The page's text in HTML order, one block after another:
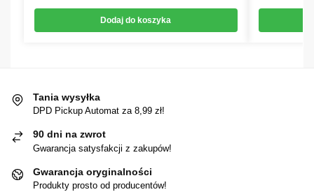
Dodaj do koszyka
Tania wysyłka
DPD Pickup Automat za 8,99 zł!
90 dni na zwrot
Gwarancja satysfakcji z zakupów!
Gwarancja oryginalności
Produkty prosto od producentów!